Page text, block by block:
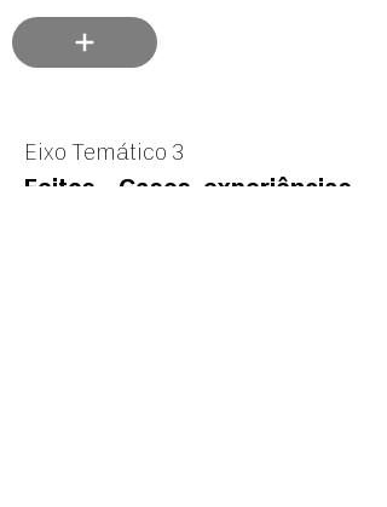
Eixo Temático 3
Feitos – Casos, experiências